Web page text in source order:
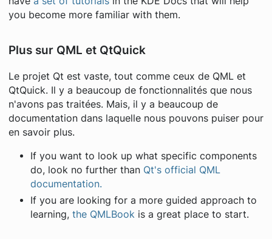
you become more familiar with them.
Plus sur QML et QtQuick
Le projet Qt est vaste, tout comme ceux de QML et
QtQuick. Il y a beaucoup de fonctionnalités que nous
n'avons pas traitées. Mais, il y a beaucoup de
documentation dans laquelle nous pouvons puiser pour
en savoir plus.
If you want to look up what specific components
do, look no further than Qt's official QML
documentation.
If you are looking for a more guided approach to
learning, the QMLBookis a great place to start.